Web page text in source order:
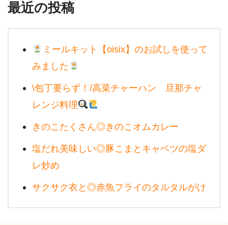
最近の投稿
ミールキット【oisix】のお試しを使って
みました
\包丁要らず！/高菜チャーハン 旦那チャ
レンジ料理
きのこたくさん◎きのこオムカレー
塩だれ美味しい◎豚こまとキャベツの塩ダ
レ炒め
サクサク衣と◎赤魚フライのタルタルがけ